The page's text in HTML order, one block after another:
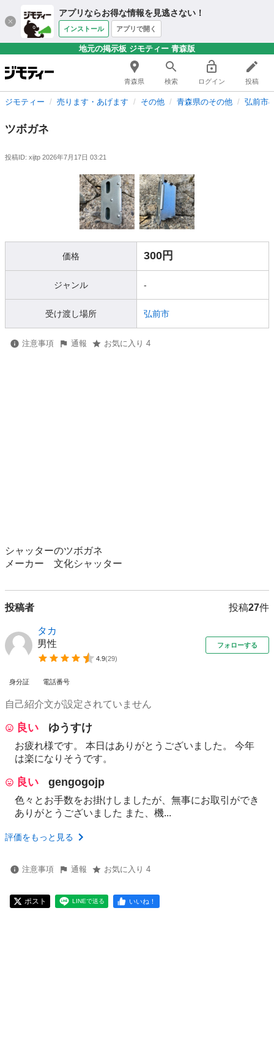
アプリならお得な情報を見逃さない！
インストール アプリで開く
地元の掲示板 ジモティー 青森版
青森県 検索 ログイン 投稿
ジモティー 売ります・あげます その他 青森県のその他 弘前市
ツボガネ
投稿ID: xijtp 2026年7月17日 03:21
価格 300円
ジャンル -
受け渡し場所 弘前市
注意事項 通報 お気に入り 4
シャッターのツボガネ
メーカー　文化シャッター
投稿者 投稿27件
タカ
男性
4.9(29)
フォローする
身分証 電話番号
自己紹介文が設定されていません
良い ゆうすけ
お疲れ様です。 本日はありがとうございました。 今年
は楽になりそうです。
良い gengogojp
色々とお手数をお掛けしましたが、無事にお取引ができ
ありがとうございました また、機...
評価をもっと見る
注意事項 通報 お気に入り 4
ポスト LINEで送る いいね！